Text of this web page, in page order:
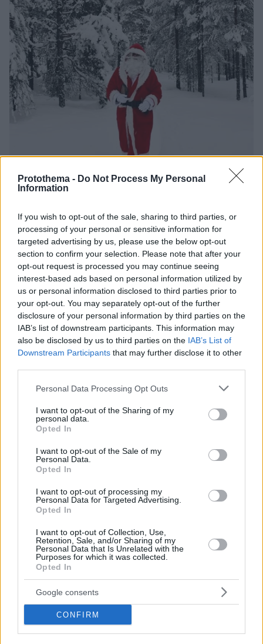
Protothema - Do Not Process My Personal
Information
If you wish to opt-out of the sale, sharing to third parties, or
processing of your personal or sensitive information for
targeted advertising by us, please use the below opt-out
section to confirm your selection. Please note that after your
opt-out request is processed you may continue seeing
interest-based ads based on personal information utilized by
us or personal information disclosed to third parties prior to
your opt-out. You may separately opt-out of the further
disclosure of your personal information by third parties on the
IAB’s list of downstream participants. This information may
also be disclosed by us to third parties on the IAB’s List of
Downstream Participants that may further disclose it to other
Please note that this website/app uses one or more Google
not limited to your visit or usage behaviour. You may click to
grant or deny consent to Google and its third-party tags to
use your data for below specified purposes in below Google
consent section.
Personal Data Processing Opt Outs
I want to opt-out of the Sharing of my
personal data.
Opted In
I want to opt-out of the Sale of my
Personal Data.
Opted In
I want to opt-out of processing my
Personal Data for Targeted Advertising.
Opted In
I want to opt-out of Collection, Use,
Retention, Sale, and/or Sharing of my
Personal Data that Is Unrelated with the
Purposes for which it was collected.
Opted In
Google consents
CONFIRM
Οι Βρετανοί επισκέπτονται τη Λαπωνία για να
συναντήσουν τον Άγιο Βασίλη
Αναπτερώνονται οι ελπίδες για την ενίσχυση της
τουριστικής βιομηχανίας στη χώρα - Η εμφάνιση της
μετάλλαξης «Omicron» δεν έχει προκαλέσει
ακυρώσεις
Σίσσυ Χρηστίδου: Συναντήθηκε με τον Άη-Βασίλη στη
Λαπωνία και έβγαλε βίντεο
Στη Φινλανδία ταξίδεψε η παρουσιάστρια μαζί με
τους γιους της, τη Μαρία Κορινθίου, τον Γιάννη
03.01.2020, 15:37 1